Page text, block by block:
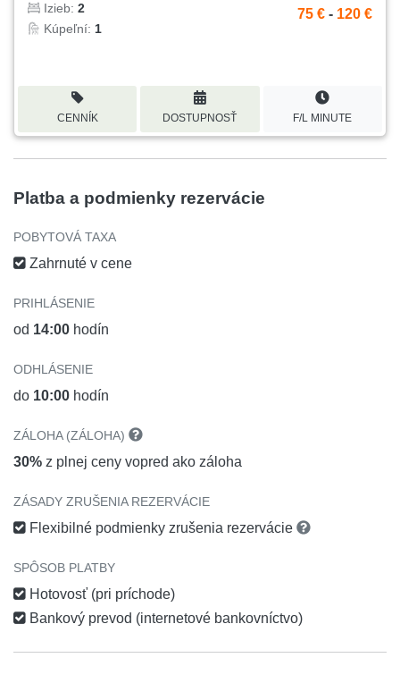
Izieb: 2
Kúpeľní: 1
75 € - 120 €
CENNÍK DOSTUPNOSŤ F/L MINUTE
Platba a podmienky rezervácie
POBYTOVÁ TAXA
Zahrnuté v cene
PRIHLÁSENIE
od 14:00 hodín
ODHLÁSENIE
do 10:00 hodín
ZÁLOHA (ZÁLOHA)
30% z plnej ceny vopred ako záloha
ZÁSADY ZRUŠENIA REZERVÁCIE
Flexibilné podmienky zrušenia rezervácie
SPÔSOB PLATBY
Hotovosť (pri príchode)
Bankový prevod (internetové bankovníctvo)